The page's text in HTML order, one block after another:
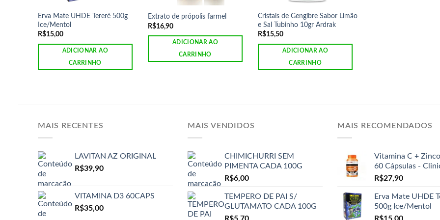
Erva Mate UHDE Tereré 500g
Ice/Mentol
R$15,00
ADICIONAR AO
CARRINHO
Extrato de própolis farmel
R$16,90
ADICIONAR AO
CARRINHO
Cristais de Gengibre Sabor Limão
e Sal Tubinho 10gr Ardrak
R$15,50
ADICIONAR AO
CARRINHO
MAIS RECENTES
LAVITAN AZ ORIGINAL
R$39,90
VITAMINA D3 60CAPS
R$35,00
MAIS VENDIDOS
CHIMICHURRI SEM
PIMENTA CADA 100G
R$6,00
TEMPERO DE PAI S/
GLUTAMATO CADA 100G
MAIS RECOMENDADOS
Vitamina C +
60 Cápsulas -
R$27,90
Erva Mate UHDE
500g Ice/Mentol